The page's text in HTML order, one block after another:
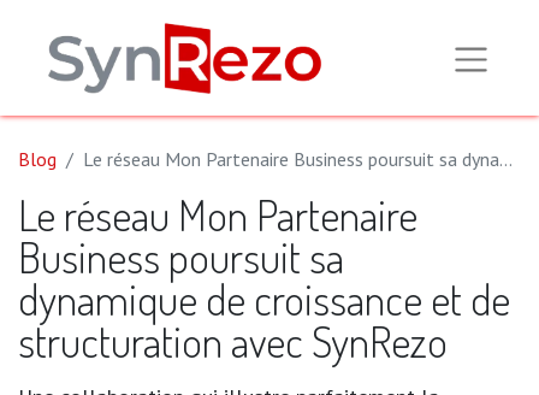
Blog Le réseau Mon Partenaire Business poursuit sa dynamique de croissance et de structuration avec SynRezo
Le réseau Mon Partenaire
Business poursuit sa
dynamique de croissance et de
structuration avec SynRezo